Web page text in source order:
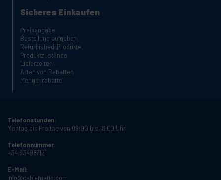
Sicheres Einkaufen
Preisangabe
Bestellung aufgeben
Refurbished-Produkte
Produktzustände
Lieferzeiten
Arten von Rabatten
Mengenrabatte
Telefonstunden:
Montag bis Freitag von 09:00 bis 18:00 Uhr
Telefonnummer:
+34 934987121
E-Mail:
info@cablematic.com